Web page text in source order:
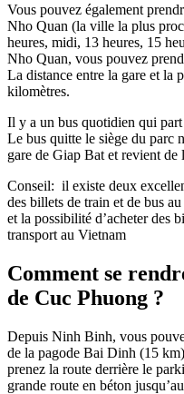
Vous pouvez également
Nho Quan (la ville la plus
heures, midi, 13 heures, 15
Nho Quan, vous pouvez
La distance entre la gare et la
kilomètres.
Il y a un bus quotidien qui
Le bus quitte le siège du parc
gare de Giap Bat et revient
Conseil: il existe deux
des billets de train et de bus
et la possibilité d’acheter des
transport au Vietnam
Comment se
de Cuc Phuong ?
Depuis Ninh Binh, vous
de la pagode Bai Dinh (15
prenez la route derrière le
grande route en béton